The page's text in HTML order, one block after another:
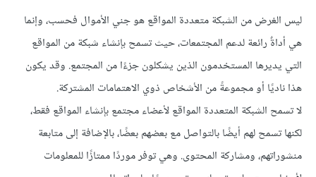
ليس الغرض من الشبكة متعددة المواقع هو جني الأموال فحسب، وإنما
هي أداةٌ رائعة لدعم المجتمعات، حيث تسمح بإنشاء شبكة من المواقع
التي يديرها المستخدمون الذين يشكلون جزءًا من المجتمع. وقد يكون
هذا ناديًا أو مجموعةً من الأشخاص ذوي الاهتمامات المشتركة.
لا تسمح الشبكة المتعددة المواقع لأعضاء مجتمع بإنشاء المواقع فقط،
لكنها تسمح لهم أيضًا بالتواصل مع بعضهم بعضًا، بالإضافة إلى متابعة
منشوراتهم، ومشاركة المحتوى. وهي توفر موردًا ممتازًا للمعلومات